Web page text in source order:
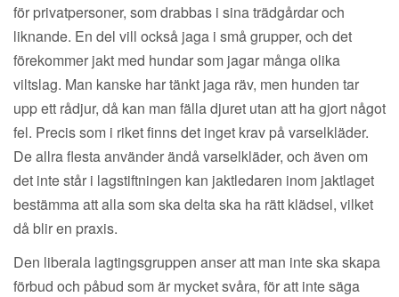
för privatpersoner, som drabbas i sina trädgårdar och
liknande. En del vill också jaga i små grupper, och det
förekommer jakt med hundar som jagar många olika
viltslag. Man kanske har tänkt jaga räv, men hunden tar
upp ett rådjur, då kan man fälla djuret utan att ha gjort något
fel. Precis som i riket finns det inget krav på varselkläder.
De allra flesta använder ändå varselkläder, och även om
det inte står i lagstiftningen kan jaktledaren inom jaktlaget
bestämma att alla som ska delta ska ha rätt klädsel, vilket
då blir en praxis.
Den liberala lagtingsgruppen anser att man inte ska skapa
förbud och påbud som är mycket svåra, för att inte säga